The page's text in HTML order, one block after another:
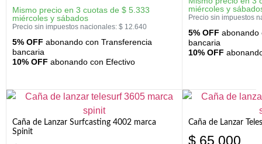
Mismo precio en 3 cuotas de $ 5.333
miércoles y sábados
Precio sin impuestos nacionales: $ 12.640
5% OFF abonando con Transferencia
bancaria
10% OFF abonando con Efectivo
miércoles y
Precio sin impuestos
5% OFF abonando
bancaria
10% OFF
Caña de Lanzar Surfcasting 4002 marca
Spinit
Caña de Lanzar
$ 65.000